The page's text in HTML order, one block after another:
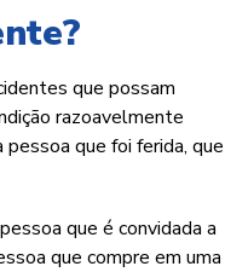
que possam
razoavelmente
que foi ferida, que
que é convidada a
que compre em uma